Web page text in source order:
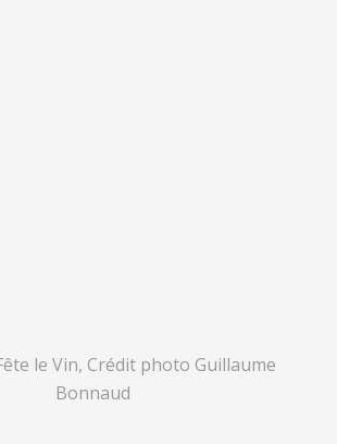
le Vin, Crédit photo Guillaume
Bonnaud